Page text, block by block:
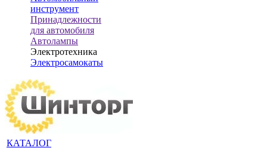
инструмент
Принадлежности
для автомобиля
Автолампы
Электротехника
Электросамокаты
КАТАЛОГ